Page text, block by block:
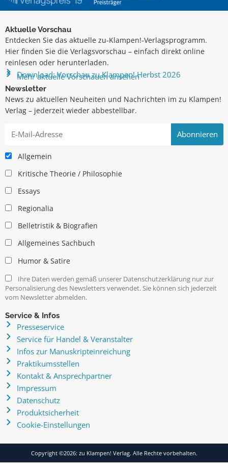
Aktuelle Vorschau
Entdecken Sie das aktuelle zu-Klampen!-Verlagsprogramm.
Hier finden Sie die Verlagsvorschau – einfach direkt online
reinlesen oder herunterladen.
Download: Vorschau zu Klampen! Herbst 2026
Mehr aktuelle Vorschauen ansehen
Newsletter
News zu aktuellen Neuheiten und Nachrichten im zu Klampen!
Verlag – jederzeit wieder abbestellbar.
Allgemein
Kritische Theorie / Philosophie
Essays
Regionalia
Belletristik & Biografien
Allgemeines Sachbuch
Humor & Satire
Ihre Daten werden gemäß unserer Datenschutzerklärung nur zur
Personalisierung des Newsletters verwendet. Sie können sich jederzeit
vom Newsletter abmelden.
Service & Infos
Presseservice
Service für Handel & Veranstalter
Infos zur Manuskripteinreichung
Praktikumsstellen
Kontakt & Ansprechpartner
Impressum
Datenschutz
Produktsicherheit
Cookie-Einstellungen
Copyright ©2026: zu Klampen! Verlag. Alle Rechte vorbehalten.